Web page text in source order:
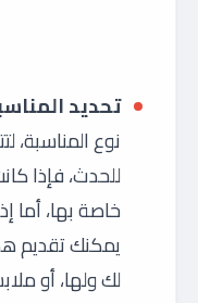
تحديد
نوع المناسبة،
للحدث، فإذا
خاصة بها، أما
يمكنك تقديم
لك ولها، أو